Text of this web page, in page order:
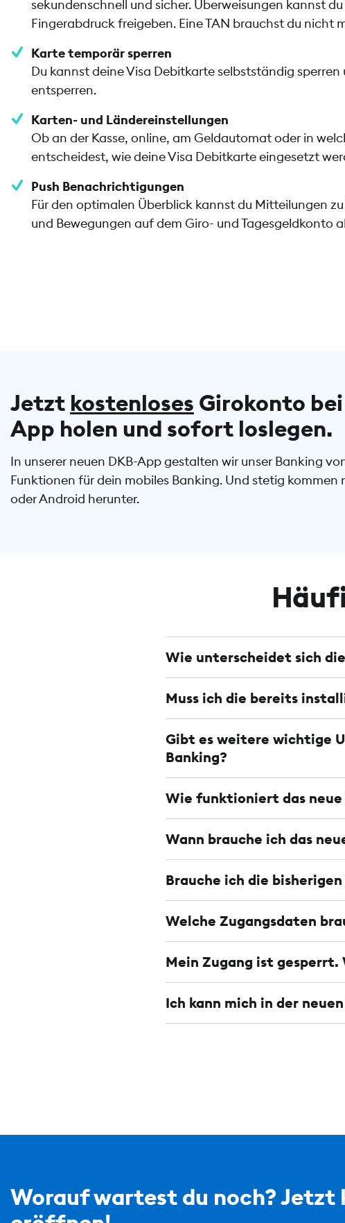
sekundenschnell und sicher. Überweisungen kannst du
Fingerabdruck freigeben. Eine TAN brauchst du nicht
Karte temporär sperren
Du kannst deine Visa Debitkarte selbstständig sperren
entsperren.
Karten- und Ländereinstellungen
Ob an der Kasse, online, am Geldautomat oder in
entscheidest, wie deine Visa Debitkarte eingesetzt
Push Benachrichtigungen
Für den optimalen Überblick kannst du Mitteilungen
und Bewegungen auf dem Giro- und Tagesgeldkonto
Jetzt kostenloses Girokonto
App holen und sofort loslegen.
In unserer neuen DKB-App gestalten wir unser Banking
Funktionen für dein mobiles Banking. Und stetig kommen
oder Android herunter.
Wie unterscheidet sich
Muss ich die bereits
Gibt es weitere wichtige
Banking?
Wie funktioniert das neue
Wann brauche ich das
Brauche ich die
Welche Zugangsdaten
Mein Zugang ist gesperrt.
Ich kann mich in der
Worauf wartest du noch? Jetzt